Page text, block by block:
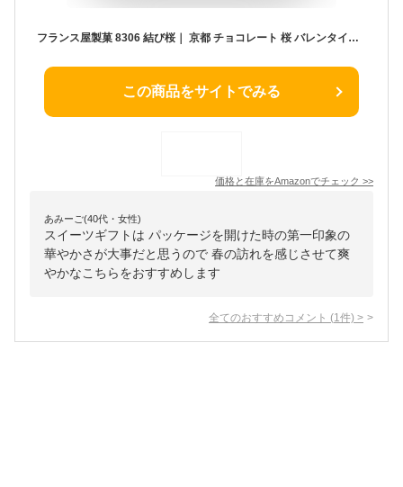
フランス屋製菓 8306 結び桜｜ 京都 チョコレート 桜 バレンタイン ホワイトデー 合格 卒業
この商品をサイトでみる
価格と在庫をAmazonでチェック >>
あみーご(40代・女性)
スイーツギフトは パッケージを開けた時の第一印象の
華やかさが大事だと思うので 春の訪れを感じさせて爽
やかなこちらをおすすめします
全てのおすすめコメント (1 件) >